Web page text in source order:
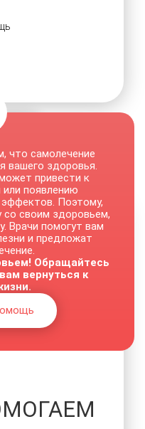
что самолечение
вашего здоровья.
привести к
или появлению
Поэтому,
со своим здоровьем,
Врачи помогут вам
и предложат
Обращайтесь
вернуться к